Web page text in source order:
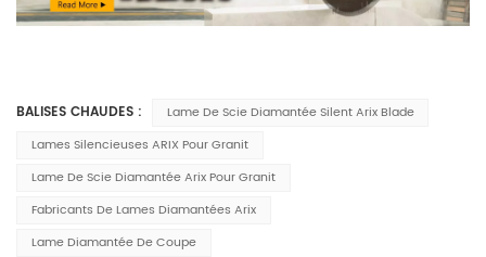
BALISES CHAUDES :
Lame De Scie Diamantée Silent Arix Blade
Lames Silencieuses ARIX Pour Granit
Lame De Scie Diamantée Arix Pour Granit
Fabricants De Lames Diamantées Arix
Lame Diamantée De Coupe